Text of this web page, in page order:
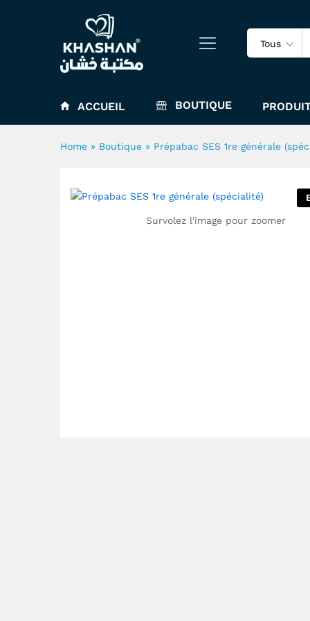
Tous
ACCUEIL BOUTIQUE
Home » Boutique » Prépabac SES 1re générale
Survolez l'image pour zoomer
Prépabac SES 1re générale